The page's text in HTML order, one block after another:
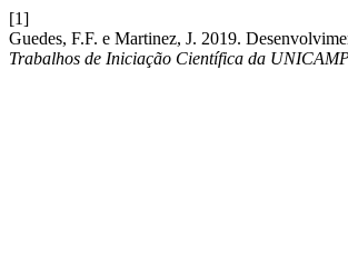
[1]
Guedes, F.F. e Martinez, J. 2019.
Trabalhos de Iniciação Científica da